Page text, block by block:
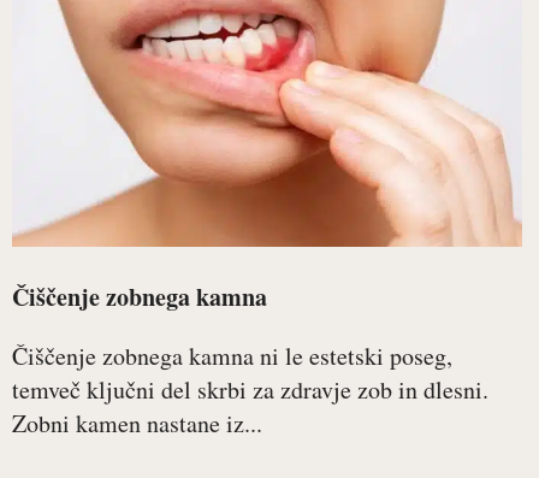
Čiščenje zobnega kamna
Čiščenje zobnega kamna ni le estetski poseg,
temveč ključni del skrbi za zdravje zob in dlesni.
Zobni kamen nastane iz...